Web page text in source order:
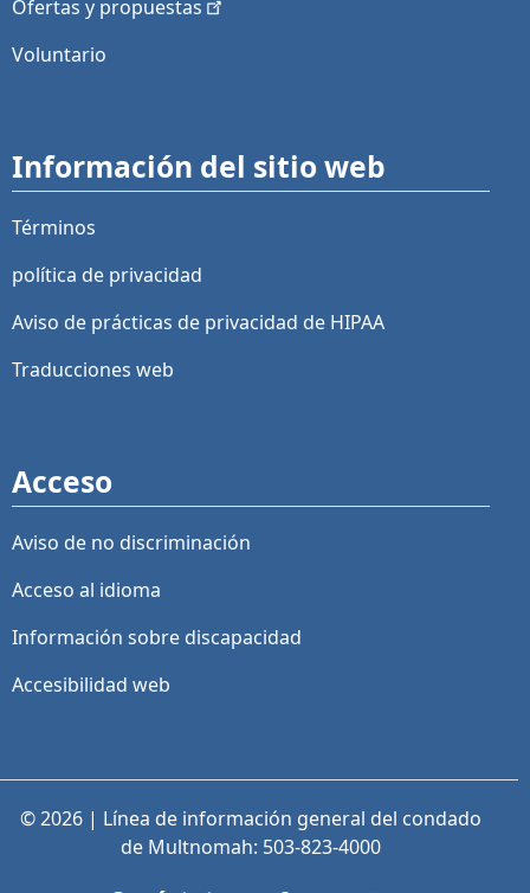
Ofertas y propuestas
Voluntario
Información del sitio web
Términos
política de privacidad
Aviso de prácticas de privacidad de HIPAA
Traducciones web
Acceso
Aviso de no discriminación
Acceso al idioma
Información sobre discapacidad
Accesibilidad web
© 2026 | Línea de información general del condado
de Multnomah: 503-823-4000